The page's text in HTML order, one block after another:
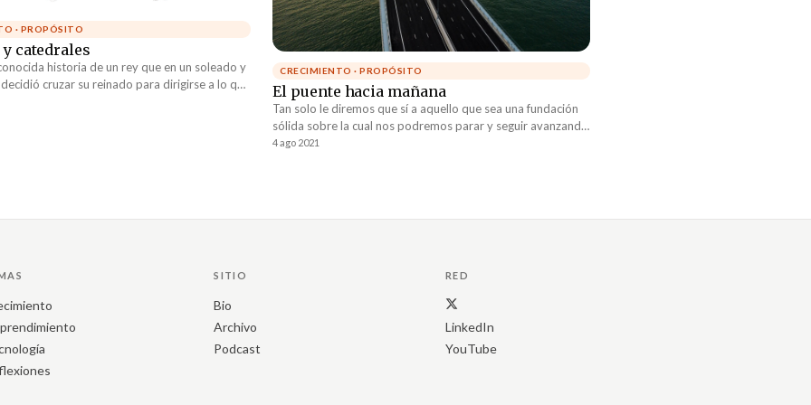
· PROPÓSITO
catedrales
historia de un rey que en un soleado y
cruzar su reinado para dirigirse a lo que
el proyecto más importante de todo el
CRECIMIENTO · PROPÓSITO
El puente hacia mañana
Tan solo le diremos que sí a aquello que sea una fundación
sólida sobre la cual nos podremos parar y seguir avanzando
hacia ese futuro que estamos construyendo una piedra a la
4 ago 2021
SITIO
Bio
Archivo
Podcast
RED
LinkedIn
YouTube